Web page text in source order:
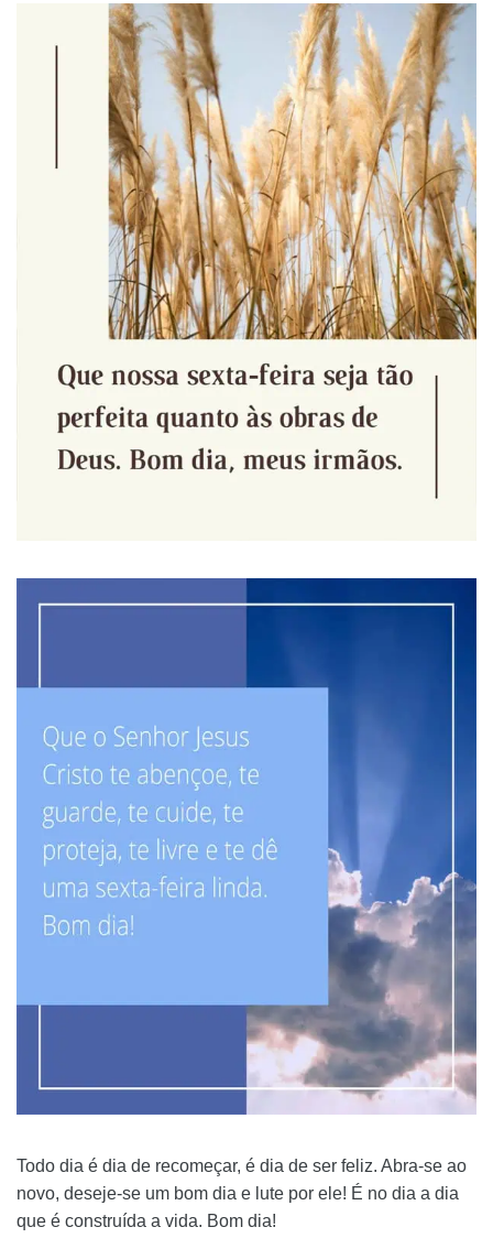
Todo dia é dia de recomeçar, é dia de ser feliz. Abra-se ao
novo, deseje-se um bom dia e lute por ele! É no dia a dia
que é construída a vida. Bom dia!